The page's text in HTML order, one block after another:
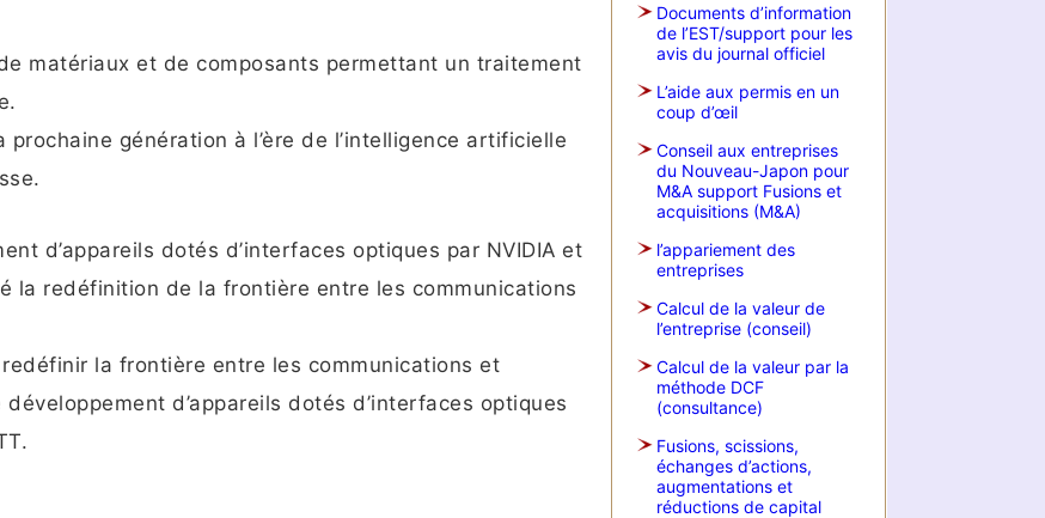
matériaux et de composants permettant un traitement
génération à l’ère de l’intelligence artificielle
d’appareils dotés d’interfaces optiques par NVIDIA et
la redéfinition de la frontière entre les communications
la frontière entre les communications et
d’appareils dotés d’interfaces optiques
Documents d’information
de l’EST/support pour les
avis du journal officiel
L’aide aux permis en un
coup d’œil
Conseil aux entreprises
du Nouveau-Japon pour
M&A support Fusions et
acquisitions (M&A)
l’appariement des
entreprises
Calcul de la valeur de
l’entreprise (conseil)
Calcul de la valeur par la
méthode DCF
(consultance)
Fusions, scissions,
échanges d’actions,
augmentations et
réductions de capital